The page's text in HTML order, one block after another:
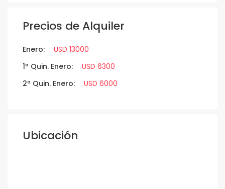
Precios de Alquiler
Enero:
USD 13000
1ª Quin. Enero:
USD 6300
2ª Quin. Enero:
USD 6000
Ubicación